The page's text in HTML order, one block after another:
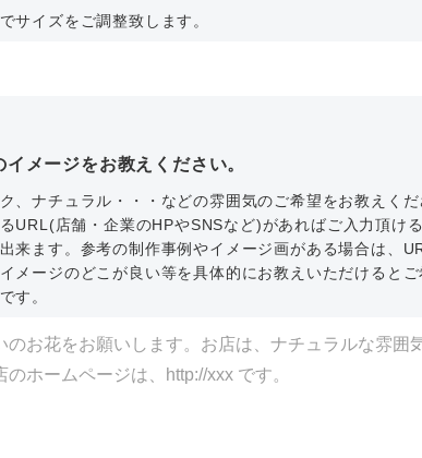
サイズをご調整致します。
イメージをお教えください。
、ナチュラル・・・などの雰囲気のご希望をお教えく
URL(店舗・企業のHPやSNSなど)があればご入力頂け
来ます。参考の制作事例やイメージ画がある場合は、
メージのどこが良い等を具体的にお教えいただけると
す。